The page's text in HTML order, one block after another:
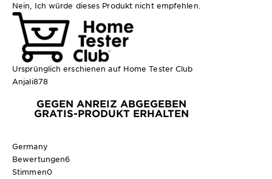
Nein, Ich würde dieses Produkt nicht empfehlen.
Ursprünglich erschienen auf Home Tester Club
Anjali878
GEGEN ANREIZ ABGEGEBEN
GRATIS-PRODUKT ERHALTEN
Germany
Bewertungen6
Stimmen0